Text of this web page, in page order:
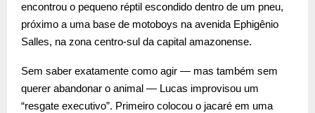
encontrou o pequeno réptil escondido dentro de um pneu,
próximo a uma base de motoboys na avenida Ephigênio
Salles, na zona centro-sul da capital amazonense.
Sem saber exatamente como agir — mas também sem
querer abandonar o animal — Lucas improvisou um
“resgate executivo”. Primeiro colocou o jacaré em uma